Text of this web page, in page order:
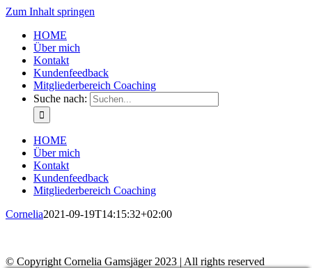
Zum Inhalt springen
HOME
Über mich
Kontakt
Kundenfeedback
Mitgliederbereich Coaching
Suche nach:
HOME
Über mich
Kontakt
Kundenfeedback
Mitgliederbereich Coaching
Cornelia2021-09-19T14:15:32+02:00
© Copyright Cornelia Gamsjäger 2023 | All rights reserved